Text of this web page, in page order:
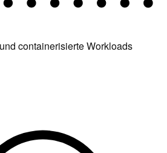
containerisierte Workloads